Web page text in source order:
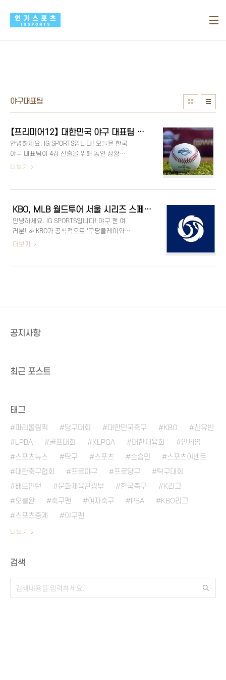
야구대표팀
【프리미어12】 대한민국 야구 대표팀 4강 진출 경우의 수는? [한국 슈퍼라운드 가능성 시나리오 일본 호주 대만 쿠바 순위 결정 방식 TQB 경기 하이라이트]
안녕하세요. IG SPORTS입니다! 오늘은 한국
야구 대표팀이 4강 진출을 위해 놓인 상황에
대해 자세히 알아보려고 해요. 📣 이번 프리
팀들의 결과도 중요해졌답니다. 🧐 그렇다
면, 우리 대표팀의 4강 진출 가능성에 대한
경우의 수를 하나씩 살펴볼까요? ⚾ 현재 한
국의 상황 📝날짜결과 11월 13일vs 대만 /
패배 (3-6)11월 14일vs 쿠바 / 승리 (8-4)11
미니카공화국 / 승리 (9-6) 한국은 현재 총 4
더보기
KBO, MLB 월드투어 서울 시리즈 스페셜 게임에 출전할 대표팀 예비 명단 발표!
안녕하세요. IG SPORTS입니다! 야구 팬 여
러분! 🎉 KBO가 공식적으로 '쿠팡플레이와
함께하는 MLB 월드투어 서울 시리즈
고르게 선발되었습니다. 특히 롯데에서 가장
서 1명이 선발되었습니다. 이번..
더보기
공지사항
최근 포스트
태그
파리올림픽 당구대회 대한민국축구 KBO
신유빈
LPBA
골프대회 KLPGA 대한체육회
안세영
스포츠뉴스
탁구 스포츠 손흥민
스포츠이벤트
대한축구협회
프로야구 프로당구
탁구대회
배드민턴
문화체육관광부 한국축구
K리그
오블완
축구팬 여자축구 PBA
KBO리그
스포츠중계
야구팬
더보기
검색